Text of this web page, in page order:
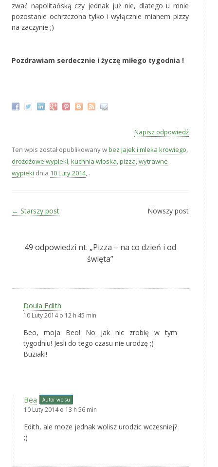
zwać napolitańską czy jednak już nie, dlatego u mnie
pozostanie ochrzczona tylko i wyłącznie mianem pizzy
na zaczynie ;)
Pozdrawiam serdecznie i życzę miłego tygodnia !
Napisz odpowiedź
Ten wpis został opublikowany wbez jajek i mleka krowiego
drożdżowe wypieki kuchnia włoska pizza wytrawne
wypieki dnia 10 Luty 2014, .
Zobacz wpisy
← Starszy post Nowszy post
49 odpowiedzi nt. „Pizza – na co dzień i od
święta”
Doula Edith
10 Luty 2014 o 12 h 45 min
Beo, moja Beo! No jak nic zrobię w tym
tygodniu! Jesli do tego czasu nie urodzę ;)
Buziaki!
Bea Autor wpisu
10 Luty 2014 o 13 h 56 min
Edith, ale moze jednak wolisz urodzic wczesniej?
;)